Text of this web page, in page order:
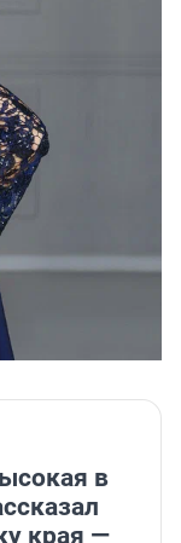
в
края —